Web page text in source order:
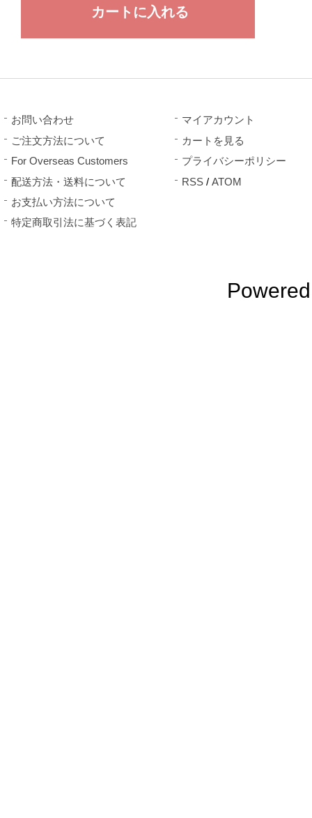
お問い合わせ
ご注文方法について
For Overseas Customers
配送方法・送料について
お支払い方法について
特定商取引法に基づく表記
マイアカウント
カートを見る
プライバシーポリシー
RSS / ATOM